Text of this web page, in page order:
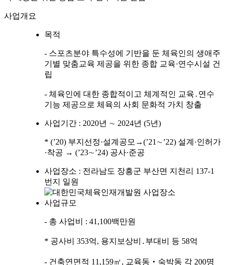
사업개요
목적
- 스포츠분야 특수성에 기반을 둔 체육인의 생애주
기별 맞춤교육 제공을 위한 종합 교육·연수시설 건
립
- 체육인에 대한 종합적이고 체계적인 교육․연수
기능 제공으로 체육의 사회 문화적 가치 창출
사업기간 : 2020년 ∼ 2024년 (5년)
* (’20) 부지선정·설계공모→(’21∼’22) 설계·인허가
·착공 → (’23∼’24) 공사·준공
사업장소 : 전라남도 장흥군 부산면 지천리 137-1
번지 일원
사업규모
- 총 사업비 : 41,100백만원
* 공사비 353억, 용지보상비․부대비 등 58억
- 건축연면적 11,159㎡, 교육동‧숙박동 각 200명